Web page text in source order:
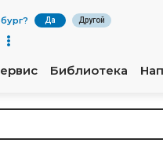
? Да Другой
Библиотека